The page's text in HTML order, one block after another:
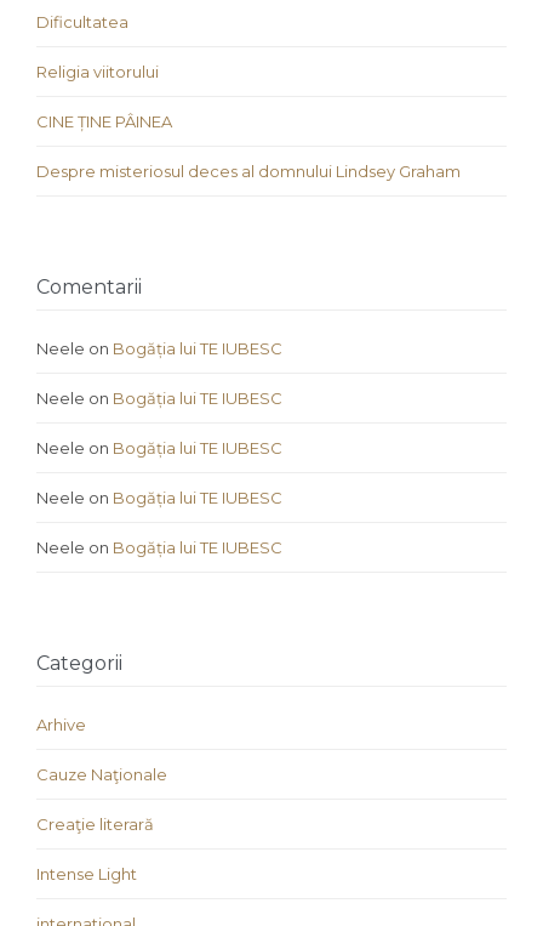
Dificultatea
Religia viitorului
CINE ȚINE PÂINEA
Despre misteriosul deces al domnului Lindsey Graham
Comentarii
Neele on Bogăția lui TE IUBESC
Neele on Bogăția lui TE IUBESC
Neele on Bogăția lui TE IUBESC
Neele on Bogăția lui TE IUBESC
Neele on Bogăția lui TE IUBESC
Categorii
Arhive
Cauze Naţionale
Creaţie literară
Intense Light